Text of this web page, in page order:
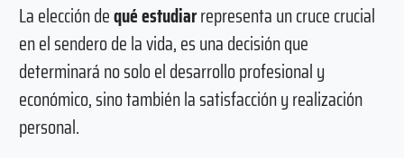
La elección dequé estudiarrepresenta un cruce crucial
en el sendero de la vida, es una decisión que
determinará no solo el desarrollo profesional y
económico, sino también la satisfacción y realización
personal.